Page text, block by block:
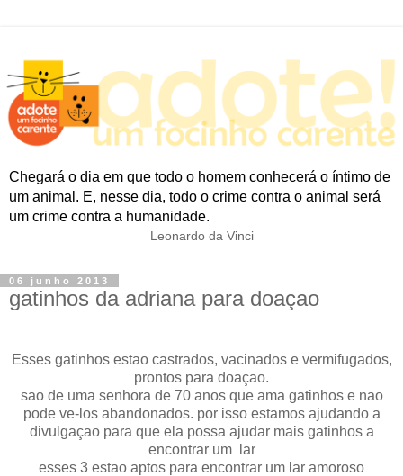
Chegará o dia em que todo o homem conhecerá o íntimo de
um animal. E, nesse dia, todo o crime contra o animal será
um crime contra a humanidade.
Leonardo da Vinci
06 junho 2013
gatinhos da adriana para doaçao
Esses gatinhos estao castrados, vacinados e vermifugados,
prontos para doaçao.
sao de uma senhora de 70 anos que ama gatinhos e nao
pode ve-los abandonados. por isso estamos ajudando a
divulgaçao para que ela possa ajudar mais gatinhos a
encontrar um lar
esses 3 estao aptos para encontrar um lar amoroso